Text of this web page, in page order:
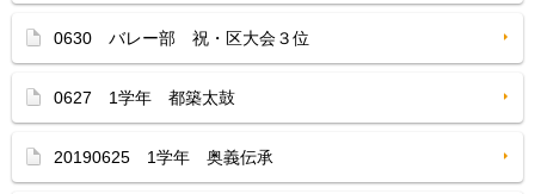
0630 バレー部 祝・区大会３位
0627 1学年 都築太鼓
20190625 1学年 奥義伝承